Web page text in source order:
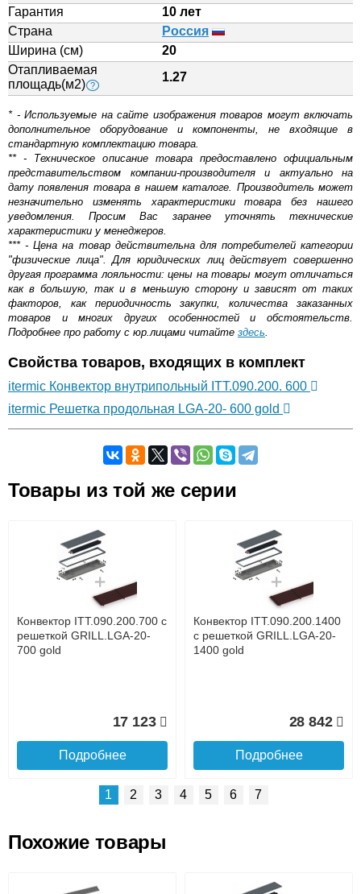
Гарантия
10 лет
Страна
Россия
Ширина (см)
20
Отапливаемая
площадь(м2) ?
1.27
* - Используемые на сайте изображения товаров могут включать
дополнительное оборудование и компоненты, не входящие в
стандартную комплектацию товара.
** - Техническое описание товара предоставлено официальным
представительством компании-производителя и актуально на
дату появления товара в нашем каталоге. Производитель может
незначительно изменять характеристики товара без нашего
уведомления. Просим Вас заранее уточнять технические
характеристики у менеджеров.
*** - Цена на товар действительна для потребителей категории
"физические лица". Для юридических лиц действует совершенно
другая программа лояльности: цены на товары могут отличаться
как в большую, так и в меньшую сторону и зависят от таких
факторов, как периодичность закупки, количества заказанных
товаров и многих других особенностей и обстоятельств.
Подробнее про работу с юр.лицами читайте здесь.
Свойства товаров, входящих в комплект
itermic Конвектор внутрипольный ITT.090.200. 600
itermic Решетка продольная LGA-20- 600 gold
Оставьте отзыв
Доставка сантехники по Москве и Московской области
Наличный расчёт
Банковской картой на сайте в режиме реального
времени
Банковской картой при получении товара как при
доставке, так и самовывозом
Интернет-деньгами (Yandex-деньги, Web-money,
Qiwi-кошельки и другие).
Безналичный расчёт (возможно и с НДС)
Товары из той же серии
Конвектор ITT.090.200.700 с
решеткой GRILL.LGA-20-
700 gold
17 123
Подробнее
Конвектор ITT.090.200.1400
с решеткой GRILL.LGA-20-
1400 gold
28 842
Подробнее
Конвектор ITT.090.200.1300 Конвектор ITT.090.200.1200
1 2 3 4 5 6 7
Похожие товары